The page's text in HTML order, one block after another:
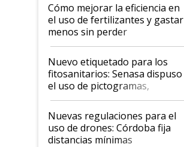
Cómo mejorar la eficiencia en
el uso de fertilizantes y gastar
menos sin perder
productividad en la campaña
fina
Nuevo etiquetado para los
fitosanitarios: Senasa dispuso
el uso de pictogramas,
palabras de advertencia e
indicaciones
Nuevas regulaciones para el
uso de drones: Córdoba fija
distancias mínimas